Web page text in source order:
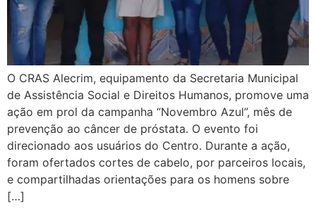
O CRAS Alecrim, equipamento da Secretaria Municipal
de Assistência Social e Direitos Humanos, promove uma
ação em prol da campanha “Novembro Azul”, mês de
prevenção ao câncer de próstata. O evento foi
direcionado aos usuários do Centro. Durante a ação,
foram ofertados cortes de cabelo, por parceiros locais,
e compartilhadas orientações para os homens sobre
[…]